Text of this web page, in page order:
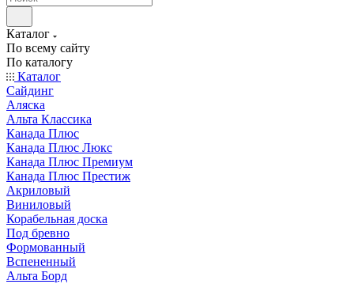
Каталог
По всему сайту
По каталогу
Каталог
Сайдинг
Аляска
Альта Классика
Канада Плюс
Канада Плюс Люкс
Канада Плюс Премиум
Канада Плюс Престиж
Акриловый
Виниловый
Корабельная доска
Под бревно
Формованный
Вспененный
Альта Борд